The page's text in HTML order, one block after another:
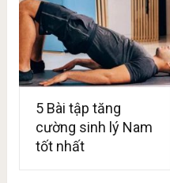
5 Bài tập tăng
cường sinh lý Nam
tốt nhất